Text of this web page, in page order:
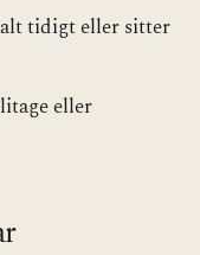
tidigt eller sitter
eller